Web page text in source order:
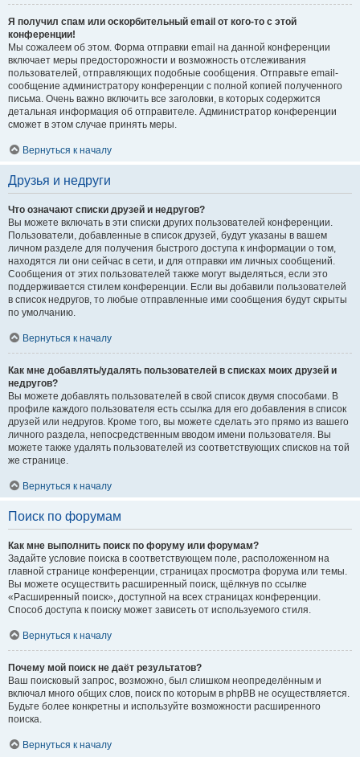
Я получил спам или оскорбительный email от кого-то с этой
конференции!
Мы сожалеем об этом. Форма отправки email на данной конференции
включает меры предосторожности и возможность отслеживания
пользователей, отправляющих подобные сообщения. Отправьте email-
сообщение администратору конференции с полной копией полученного
письма. Очень важно включить все заголовки, в которых содержится
детальная информация об отправителе. Администратор конференции
сможет в этом случае принять меры.
Вернуться к началу
Друзья и недруги
Что означают списки друзей и недругов?
Вы можете включать в эти списки других пользователей конференции.
Пользователи, добавленные в список друзей, будут указаны в вашем
личном разделе для получения быстрого доступа к информации о том,
находятся ли они сейчас в сети, и для отправки им личных сообщений.
Сообщения от этих пользователей также могут выделяться, если это
поддерживается стилем конференции. Если вы добавили пользователей
в список недругов, то любые отправленные ими сообщения будут скрыты
по умолчанию.
Вернуться к началу
Как мне добавлять/удалять пользователей в списках моих друзей и
недругов?
Вы можете добавлять пользователей в свой список двумя способами. В
профиле каждого пользователя есть ссылка для его добавления в список
друзей или недругов. Кроме того, вы можете сделать это прямо из вашего
личного раздела, непосредственным вводом имени пользователя. Вы
можете также удалять пользователей из соответствующих списков на той
же странице.
Вернуться к началу
Поиск по форумам
Как мне выполнить поиск по форуму или форумам?
Задайте условие поиска в соответствующем поле, расположенном на
главной странице конференции, страницах просмотра форума или темы.
Вы можете осуществить расширенный поиск, щёлкнув по ссылке
«Расширенный поиск», доступной на всех страницах конференции.
Способ доступа к поиску может зависеть от используемого стиля.
Вернуться к началу
Почему мой поиск не даёт результатов?
Ваш поисковый запрос, возможно, был слишком неопределённым и
включал много общих слов, поиск по которым в phpBB не осуществляется.
Будьте более конкретны и используйте возможности расширенного
поиска.
Вернуться к началу